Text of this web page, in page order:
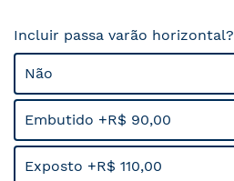
Incluir passa varão horizontal?
Não
Embutido +R$ 90,00
Exposto +R$ 110,00